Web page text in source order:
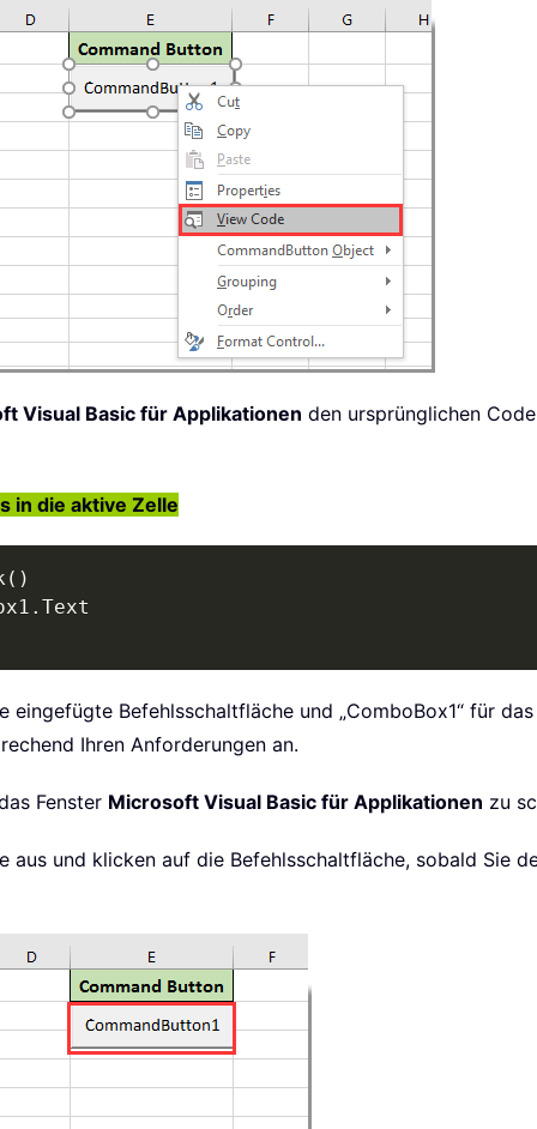
Visual Basic für Applikationen den ursprünglichen
in die aktive Zelle
( )
.
eingefügte Befehlsschaltfläche und „ComboBox1“ für
Ihren Anforderungen an.
Fenster Microsoft Visual Basic für Applikationen zu
und klicken auf die Befehlsschaltfläche, sobald Sie